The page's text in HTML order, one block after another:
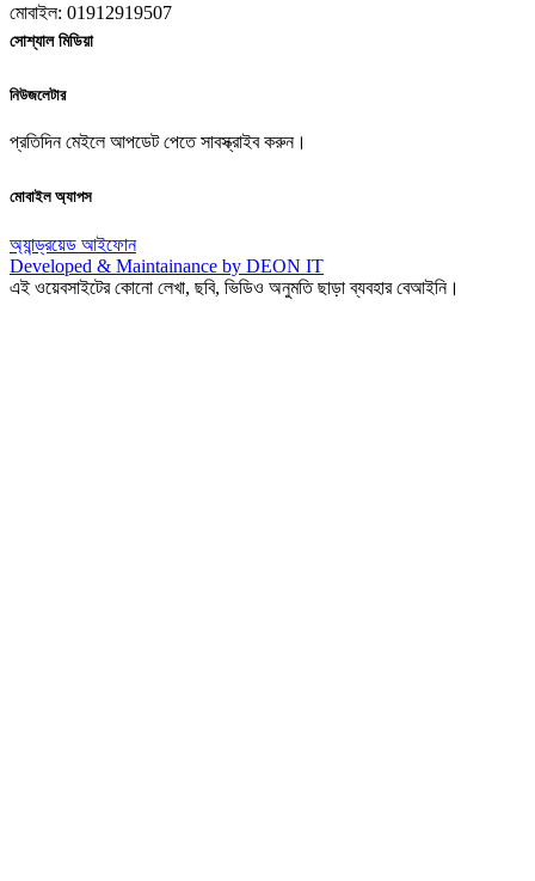
মোবাইল: 01912919507
সোশ্যাল মিডিয়া
নিউজলেটার
প্রতিদিন মেইলে আপডেট পেতে সাবস্ক্রাইব করুন।
মোবাইল অ্যাপস
অ্যান্ড্রয়েড আইফোন
Developed & Maintainance by DEON IT
এই ওয়েবসাইটের কোনো লেখা, ছবি, ভিডিও অনুমতি ছাড়া ব্যবহার বেআইনি।